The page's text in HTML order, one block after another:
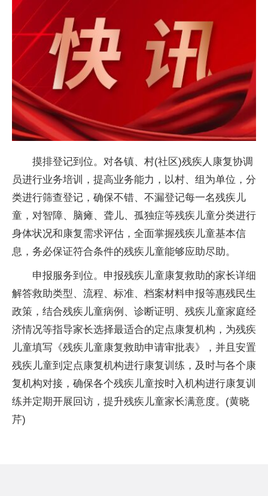
摸排登记到位。对各镇、村(社区)残疾人康复协调
员进行业务培训，提高业务能力，以村、组为单位，分
类进行筛查登记，确保不错、不漏登记每一名残疾儿
童，对智障、脑瘫、聋儿、孤独症等残疾儿童分类进行
身体状况和康复需求评估，全面掌握残疾儿童基本信
息，务必保证符合条件的残疾儿童能够应助尽助。
申报服务到位。申报残疾儿童康复救助的家长详细
解答救助类型、流程、标准、档案材料申报等惠残民生
政策，结合残疾儿童病例、诊断证明、残疾儿童家庭经
济情况等指导家长选择最适合的定点康复机构，为残疾
儿童填写《残疾儿童康复救助申请审批表》，并且安置
残疾儿童到定点康复机构进行康复训练，及时与各个康
复机构对接，确保各个残疾儿童按时入机构进行康复训
练并定期开展回访，提升残疾儿童家长满意度。(黄晓
芹)